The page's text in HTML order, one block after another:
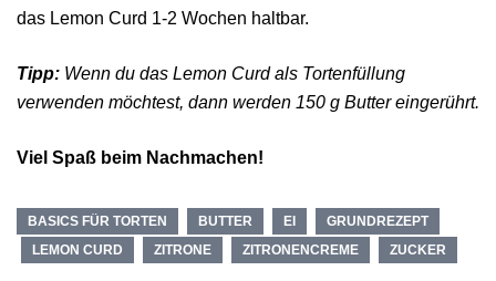
das Lemon Curd 1-2 Wochen haltbar.
Tipp: Wenn du das Lemon Curd als Tortenfüllung
verwenden möchtest, dann werden 150 g Butter eingerührt.
Viel Spaß beim Nachmachen!
BASICS FÜR TORTEN BUTTER EI
GRUNDREZEPT
LEMON CURD
ZITRONE ZITRONENCREME ZUCKER